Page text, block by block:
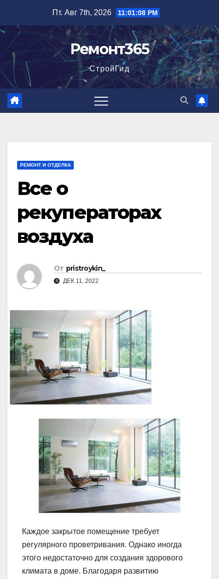
содержимому
Пт. Авг 7th, 2026 11:01:09 PM
Ремонт365
СтройГид
РЕМОНТ И ОТДЕЛКА
Все о
рекуператорах
воздуха
От pristroykin_
ДЕК 11, 2022
Каждое закрытое помещение требует
регулярного проветривания. Однако иногда
этого недостаточно для создания здорового
климата в доме. Благодаря развитию